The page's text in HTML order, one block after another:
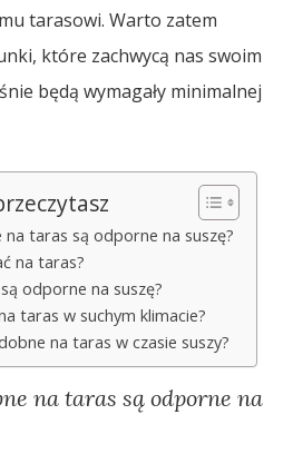
tarasowi. Warto zatem
które zachwycą nas swoim
będą wymagały minimalnej
na taras są odporne na suszę?
na taras?
odporne na suszę?
taras w suchym klimacie?
na taras w czasie suszy?
na taras są odporne na